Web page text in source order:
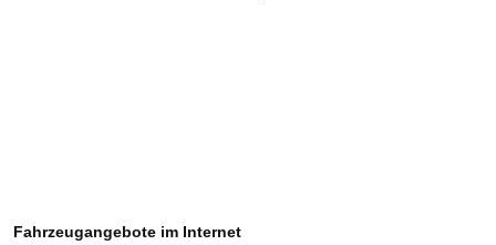
Fahrzeugangebote im Internet